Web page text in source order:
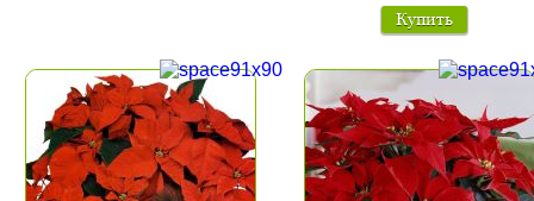
Купить